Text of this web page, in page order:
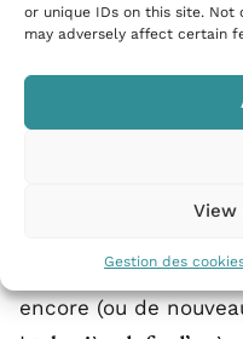
or unique IDs on this site. Not
may adversely affect certain
View
Gestion des
Quand venir
L’hôtel, et donc le
de fin
calmes pour le spa,
encore (ou de